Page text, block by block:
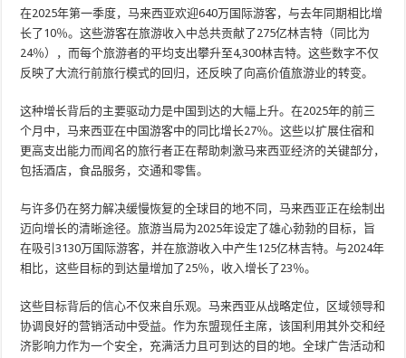
在2025年第一季度，马来西亚欢迎640万国际游客，与去年同期相比增
长了10％。这些游客在旅游收入中总共贡献了275亿林吉特（同比为
24％），而每个旅游者的平均支出攀升至4,300林吉特。这些数字不仅
反映了大流行前旅行模式的回归，还反映了向高价值旅游业的转变。
这种增长背后的主要驱动力是中国到达的大幅上升。在2025年的前三
个月中，马来西亚在中国游客中的同比增长27％。这些以扩展住宿和
更高支出能力而闻名的旅行者正在帮助刺激马来西亚经济的关键部分，
包括酒店，食品服务，交通和零售。
与许多仍在努力解决缓慢恢复的全球目的地不同，马来西亚正在绘制出
迈向增长的清晰途径。旅游当局为2025年设定了雄心勃勃的目标，旨
在吸引3130万国际游客，并在旅游收入中产生125亿林吉特。与2024年
相比，这些目标的到达量增加了25％，收入增长了23％。
这些目标背后的信心不仅来自乐观。马来西亚从战略定位，区域领导和
协调良好的营销活动中受益。作为东盟现任主席，该国利用其外交和经
济影响力作为一个安全，充满活力且可到达的目的地。全球广告活动和